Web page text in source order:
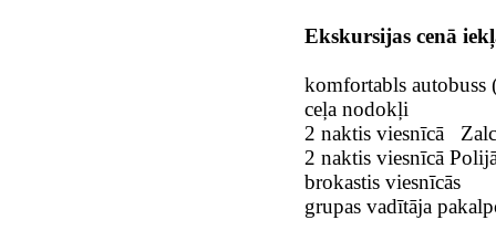
Ekskursijas cenā
komfortabls autobuss
ceļa nodokļi
2 naktis viesnīcā
2 naktis viesnīcā
brokastis viesnīcās
grupas vadītāja